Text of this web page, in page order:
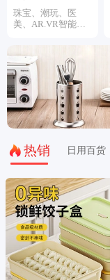
珠宝、潮玩、医
美、AR.VR智能装
热销 日用百货